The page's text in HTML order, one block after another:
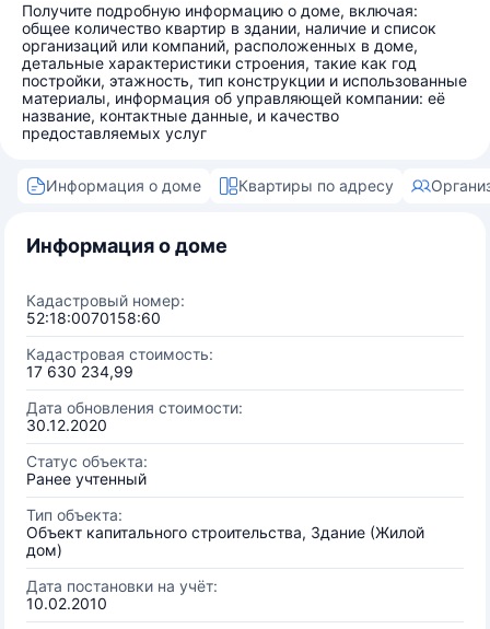
Получите подробную информацию о доме, включая:
общее количество квартир в здании, наличие и список
организаций или компаний, расположенных в доме,
детальные характеристики строения, такие как год
постройки, этажность, тип конструкции и использованные
материалы, информация об управляющей компании: её
название, контактные данные, и качество
предоставляемых услуг
Информация о доме Квартиры по адресу
Информация о доме
Кадастровый номер:
52:18:0070158:60
Кадастровая стоимость:
17 630 234,99
Дата обновления стоимости:
30.12.2020
Статус объекта:
Ранее учтенный
Тип объекта:
Объект капитального строительства, Здание (Жилой
дом)
Дата постановки на учёт:
10.02.2010